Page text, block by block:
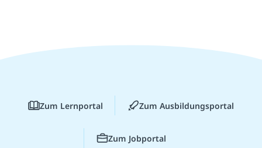
Zum Lernportal Zum Ausbildungsportal
Zum Jobportal